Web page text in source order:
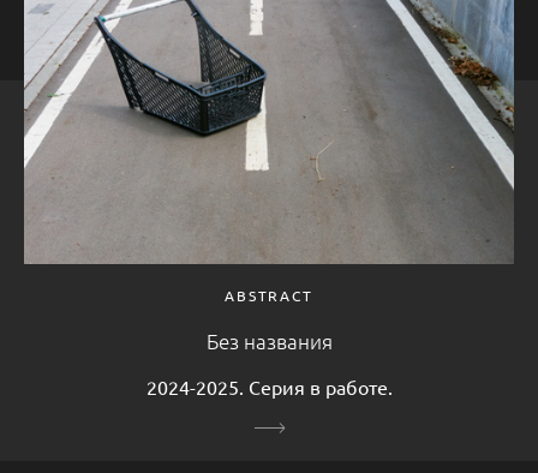
ABSTRACT
Без названия
2024-2025. Серия в работе.